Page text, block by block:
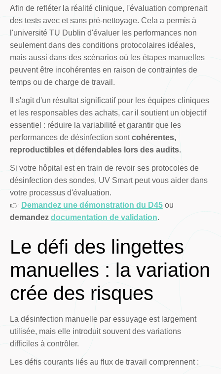
Afin de refléter la réalité clinique, l'évaluation comprenait
des tests avec et sans pré-nettoyage. Cela a permis à
l'université TU Dublin d'évaluer les performances non
seulement dans des conditions protocolaires idéales,
mais aussi dans des scénarios où les étapes manuelles
peuvent être incohérentes en raison de contraintes de
temps ou de charge de travail.
Il s'agit d'un résultat significatif pour les équipes cliniques
et les responsables des achats, car il soutient un objectif
essentiel : réduire la variabilité et garantir que les
performances de désinfection sontcohérentes,
reproductibles et défendables lors des audits.
Si votre hôpital est en train de revoir ses protocoles de
désinfection des sondes, UV Smart peut vous aider dans
votre processus d'évaluation.
👉 Demandez une démonstration du D45ou
demandez documentation de validation.
Le défi des lingettes
manuelles : la variation
crée des risques
La désinfection manuelle par essuyage est largement
utilisée, mais elle introduit souvent des variations
difficiles à contrôler.
Les défis courants liés au flux de travail comprennent :